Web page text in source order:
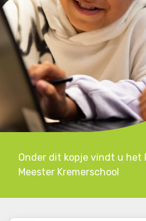
Onder dit kopje vindt u het
Meester Kremerschool